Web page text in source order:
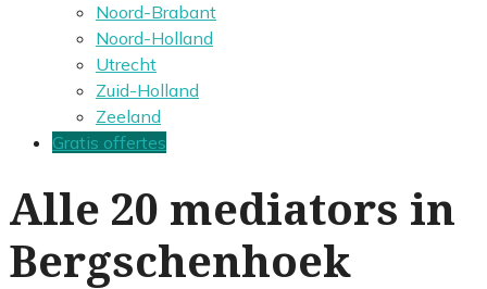
Noord-Brabant
Noord-Holland
Utrecht
Zuid-Holland
Zeeland
Gratis offertes
Alle 20 mediators in
Bergschenhoek